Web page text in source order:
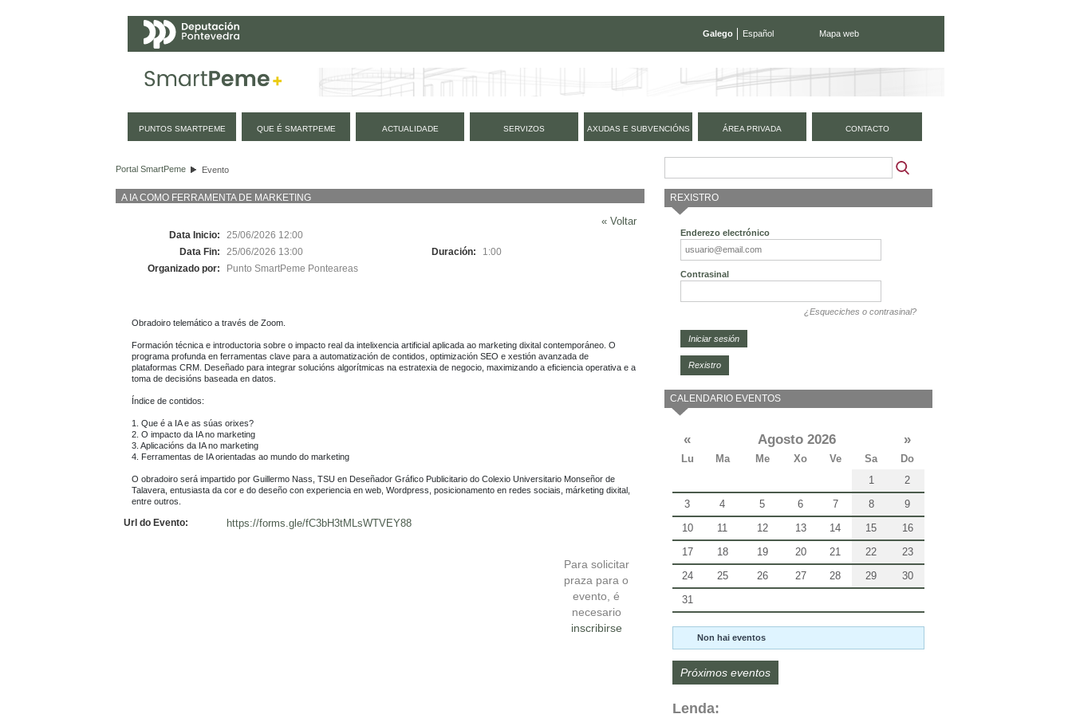
Galego Español Mapa web
PUNTOS SMARTPEME QUE É SMARTPEME ACTUALIDADE SERVIZOS AXUDAS E SUBVENCIÓNS ÁREA PRIVADA CONTACTO
Portal SmartPeme Evento
A IA COMO FERRAMENTA DE MARKETING
« Voltar
Data Inicio:
25/06/2026 12:00
Data Fin:
25/06/2026 13:00 Duración:
1:00
Organizado por:
Punto SmartPeme Ponteareas
Obradoiro telemático a través de Zoom.
Formación técnica e introductoria sobre o impacto real da intelixencia artificial aplicada ao marketing dixital contemporáneo. O
programa profunda en ferramentas clave para a automatización de contidos, optimización SEO e xestión avanzada de
plataformas CRM. Deseñado para integrar solucións algorítmicas na estratexia de negocio, maximizando a eficiencia operativa e a
toma de decisións baseada en datos.
Índice de contidos:
1. Que é a IA e as súas orixes?
2. O impacto da IA no marketing
3. Aplicacións da IA no marketing
4. Ferramentas de IA orientadas ao mundo do marketing
O obradoiro será impartido por Guillermo Nass, TSU en Deseñador Gráfico Publicitario do Colexio Universitario Monseñor de
Talavera, entusiasta da cor e do deseño con experiencia en web, Wordpress, posicionamento en redes sociais, márketing dixital,
entre outros.
Url do Evento: https://forms.gle/fC3bH3tMLsWTVEY88
Para solicitar
praza para o
evento, é
necesario
inscribirse
REXISTRO
Enderezo electrónico
Contrasinal
¿Esqueciches o contrasinal?
Rexistro
CALENDARIO EVENTOS
« Agosto 2026 »
Lu Ma Me Xo Ve Sa
Do
1
2
3
4 5 6 7 8
9
10
11 12 13 14 15
16
17
18 19 20 21 22
23
24
25 26 27 28 29
30
31
Non hai eventos
Próximos eventos
Lenda: